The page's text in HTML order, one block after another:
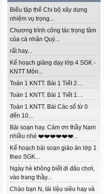
Biểu tập thể Chi bộ xây dựng
nhiệm vụ trọng...
Chương trình công tác trọng tâm
của cá nhân Quý...
rất hay...
Kế hoạch giảng dạy lớp 4 SGK -
KNTT Môn...
Toán 1 KNTT. Bài 1 Tiết 2....
Toán 1 KNTT. Bài 1 Tiết 1....
Toán 1 KNTT. Bài Các số từ 0
đến 10...
Bài soạn hay. Cảm ơn thầy Nam
nhiều nhé ❤️❤️❤️❤️❤️❤️...
Kế hoạch bài soạn giáo án lớp 1
theo SGK...
Ngày hè không biết đi đâu chơi,
vào trang thầy...
Chào bạn N, tài liệu siêu hay và